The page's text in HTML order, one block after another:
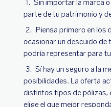
Sin importar la marca
parte de tu patrimonio y
Piensa primero en los
ocasionar un descuido de
podría representar para
Sí hay un seguro a la
posibilidades. La oferta
distintos tipos de pólizas,
elige el que mejor